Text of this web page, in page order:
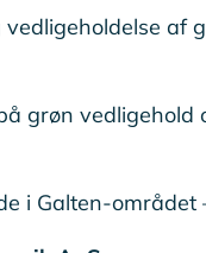
af
grøn vedligehold
i